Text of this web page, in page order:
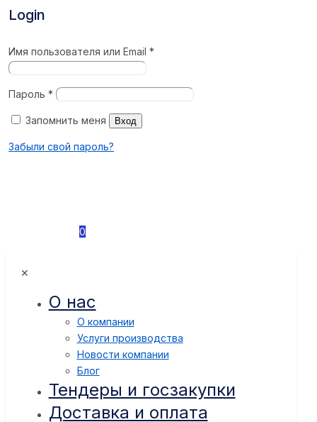
Login
Имя пользователя или Email*
Пароль*
Запомнить меня Вход
Забыли свой пароль?
0
✕
О нас
О компании
Услуги производства
Новости компании
Блог
Тендеры и госзакупки
Доставка и оплата